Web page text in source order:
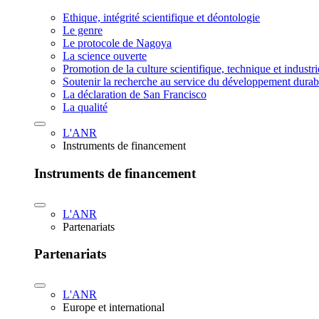
Ethique, intégrité scientifique et déontologie
Le genre
Le protocole de Nagoya
La science ouverte
Promotion de la culture scientifique, technique et
Soutenir la recherche au service du développement
La déclaration de San Francisco
La qualité
L'ANR
Instruments de financement
Instruments de financement
L'ANR
Partenariats
Partenariats
L'ANR
Europe et international